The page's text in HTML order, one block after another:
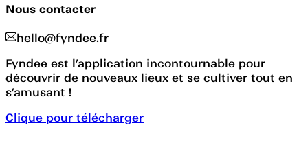
Nous contacter
hello@fyndee.fr
Fyndee est l’application incontournable pour
découvrir de nouveaux lieux et se cultiver tout en
s’amusant !
Clique pour télécharger